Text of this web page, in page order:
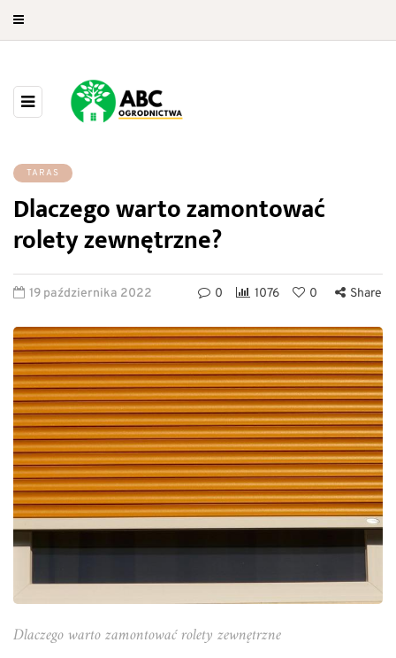
TARAS
Dlaczego warto zamontować
rolety zewnętrzne?
19 października 2022 0 1076 0 Share
Dlaczego warto zamontować rolety zewnętrzne